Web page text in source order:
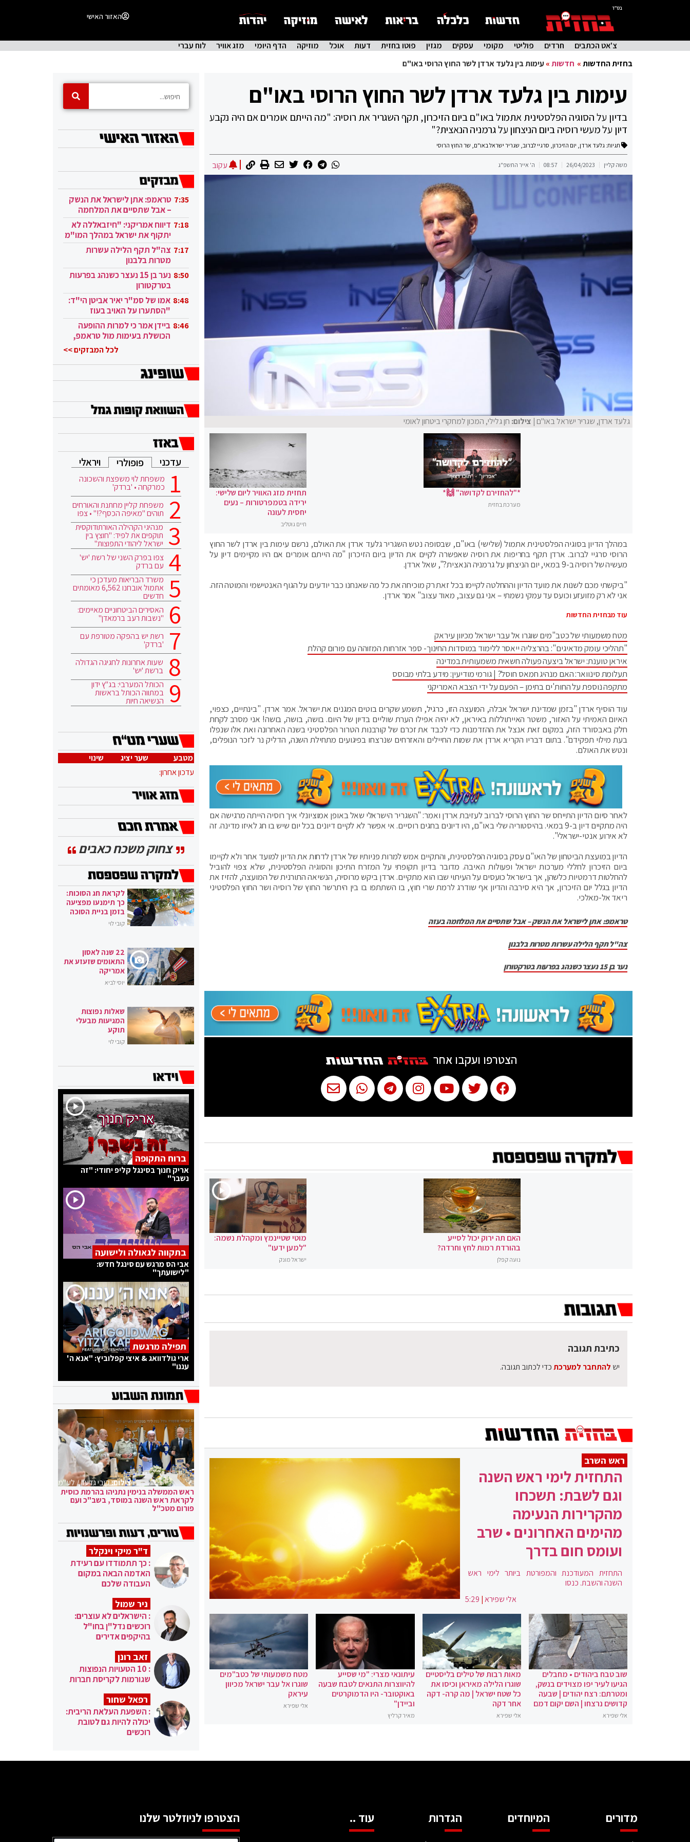
בס"ד
האזור האישי
צ'אט הכתבים חרדים פוליטי מקומי עסקים מגזין פוטו בחזית דעות אוכל מוזיקה הדף היומי מזג אוויר
לוח עברי
בחזית החדשות» חדשות»עימות בין גלעד ארדן לשר החוץ הרוסי באו"ם
עימות בין גלעד ארדן לשר החוץ הרוסי באו"ם
בדיון על הסוגיה הפלסטינית אתמול באו"ם ביום הזיכרון, תקף השגריר את רוסיה: "מה הייתם אומרים אם היה נקבע
דיון על מעשי רוסיה ביום הניצחון על גרמניה הנאצית?"
תגיות: גלעד ארדן, יום הזיכרון, סרגיי לברוב, שגריר ישראל באו"ם, שר החוץ הרוסי
משה קליין 26/04/2023
08:57 ה' אייר התשפ"ג עקוב
גלעד ארדן, שגריר ישראל באו"ם | צילום: חן גלילי, המכון למחקרי ביטחון לאומי
*"להחזירם לקדושה" 🙌*
מערכת בחזית
תחזית מזג האוויר ליום שלישי:
ירידה בטמפרטורות – נעים
יחסית לעונה
חיים גוטליב
במהלך הדיון בסוגיה הפלסטינית אתמול (שלישי) באו"ם, שבסופה נטש השגריר גלעד ארדן את האולם, נרשם עימות בין ארדן לשר החוץ
הרוסי סרגיי לברוב. ארדן תקף בחריפות את רוסיה שאפשרה לקיים את הדיון ביום הזיכרון "מה הייתם אומרים אם היו מקיימים דיון על
מעשיה של רוסיה ב-9 במאי, יום הניצחון על גרמניה הנאצית?", שאל ארדן.
"ביקשתי מכם לשנות את מועד הדיון וההחלטה לקיימו בכל זאת רק מוכיחה את כל מה שאנחנו כבר יודעים על הגוף האנטישמי והמוטה הזה.
אני לא רק מזועזע וכועס עד עמקי נשמתי – אני גם עצוב, מאוד עצוב" אמר ארדן.
עוד מבחזית החדשות
מטח משמעותי של כטב"מים שוגרו אל עבר ישראל מכיוון עיראק
"תהליכי עומק מדאיגים": בהרצליה ייאסר ללימוד במוסדות החינוך- ספר אזרחות המזוהה עם פורום קהלת
איראן טוענת: ישראל ביצעה פעולה חשאית משמעותית במדינה
תעלומת סינוואר: האם מנהיג חמאס חוסל? | גורמי מודיעין: מידע בלתי מבוסס
מתקפה נוספת על החות'ים בתימן – הפעם על ידי הצבא האמריקני
עוד הוסיף ארדן "בזמן שמדינת ישראל אבלה, המועצה הזו, כרגיל, תשמע שקרים בוטים המגנים את ישראל. אמר ארדן. "בינתיים, כצפוי,
האיום האמיתי על האזור, משטר האייתוללות באיראן, לא יהיה אפילו הערת שוליים בדיון של היום. בושה, בושה, בושה! אני מסרב לקחת
חלק באבסורד הזה, במקום זאת אנצל את ההזדמנות כדי לכבד את זכרם של קורבנות הטרור הפלסטיני בשנה האחרונה ואת אלו שנפלו
בעת מילוי תפקידם". בתום דבריו הקריא ארדן את שמות החיילים והאזרחים שנרצחו בפיגועים מתחילת השנה, הדליק נר לזכר הנופלים,
ונטש את האולם.
לאחר סיום הדיון התייחס שר החוץ הרוסי לברוב לעזיבת ארדן ואמר: "השגריר הישראלי שאל באופן אמוציונלי איך רוסיה הייתה מרגישה אם
היה מתקיים דיון ב-9 במאי. בהיסטוריה שלי באו"ם, היו דיונים בחגים רוסיים. אי אפשר לא לקיים דיונים בכל יום שיש בו חג לאיזו מדינה. זה
לא אירוע אנטי-ישראלי".
הדיון במועצת הביטחון של האו"ם עסק בסוגיה הפלסטינית, והתקיים אמש למרות פניותיו של ארדן לדחות את הדיון למועד אחר ולא לקיימו
ביום הזיכרון לחללי מערכות ישראל ופעולות האיבה. מדובר בדיון תקופתי על המזרח התיכון והסוגיה הפלסטינית, שלא צפוי להוביל
להחלטות דרמטיות כלשהן, אך בישראל כועסים על העיתוי שבו הוא מתקיים. ארדן ביקש מרוסיה, הנשיאה התורנית של המועצה, להזיז את
הדיון בגלל יום הזיכרון, אך היא סירבה והדיון אף שודרג לרמת שרי חוץ, בו השתתפו בו בין היתרשר החוץ של רוסיה ושר החוץ הפלסטיני
ריאד אל-מאלכי.
טראמפ: אתן לישראל את הנשק – אבל שתסיים את המלחמה בעזה
צה"ל תקף הלילה עשרות מטרות בלבנון
נער בן 15 נעצר כשנהג בפרעות בטרקטורון
הצטרפו ועקבו אחר
האם תה ירוק יכול לסייע
בהורדת רמות לחץ וחרדה?
נועה קפלן
מוטי שטיינמץ ומקהלת נשמה:
"למען ידעו"
ישראל מונק
כתיבת תגובה
יש להתחבר למערכתכדי לכתוב תגובה.
ראש השרב
התחזית לימי ראש השנה
וגם לשבת: תשכחו
מהקרירות הנעימה
מהימים האחרונים • שרב
ועומס חום בדרך
התחזית המעודכנת והמפורטת ביותר לימי ראש
השנה והשבת. כנסו
אלי שפירא|
5:29
שוב טבח ביהודים • מחבלים
הגיעו לעיר יפו מצוידים בנשק,
ומטרתם: רצח יהודים | שבעה
קדושים נרצחו | השם יקום דמם
אלי שפירא
מאות רבות של טילים בליסטיים
שוגרו הלילה מאיראן וכיסו את
כל שטח ישראל | מה קרה- דקה
אחר דקה
אלי שפירא
עיתונאי מצרי: "מי שסייע
להיווצרות התנאים לטבח שבעה
באוקטובר- היו הדמוקרטים
וביידן"
מאיר קרליץ
מטח משמעותי של כטב"מים
שוגרו אל עבר ישראל מכיוון
עיראק
אלי שפירא
7:35 טראמפ: אתן לישראל את הנשק
– אבל שתסיים את המלחמה
בעזה 7:18 דיווח אמריקני: "חיזבאללה לא
יתקוף את ישראל במהלך המו"מ
בקטאר" 7:17 צה"ל תקף הלילה עשרות
מטרות בלבנון
8:50
נער בן 15 נעצר כשנהג בפרעות
בטרקטורון
8:48 אמו של סמ"ר יאיר אביטן הי"ד:
"הסתערו על האויב בעוז
ובגבורה" 8:46 ביידן אמר כי למרות ההופעה
הכושלת בעימות מול טראמפ,
לכל המבזקים >>
עדכני פופולרי ויראלי
משפחת לוי משפצת והשכונה
כמרקחה • 'ברדק'
משפחת קליין מחתנת והאורחים
תוהים "מאיפה הכסף?!" • צפו
מנהיגי הקהילה האורתודוקסית
תוקפים את לפיד: "חוצץ בין
ישראל ליהודי התפוצות"
צפו בפרק השני של רשת 'יש'
עם ברדק
משרד הבריאות מעדכן כי
אתמול אובחנו 6,562 מאומתים
חדשים
האסירים הביטחוניים מאיימים:
"נשבות רעב ברמאדן"
רשת יש בהפקה מטורפת עם
'ברדק'
שעות אחרונות לחגיגה הגדולה
ברשת 'יש'
הכותל המערבי: בג"ץ ידון
במתווה הכותל בראשות
הנשיאה חיות
מטבע שער יציג
שינוי
עדכון אחרון:
צחוק משכח כאבים
לקראת חג הסוכות:
כך תימנעו מפציעה
בזמן בניית הסוכה
קובי לוי
22 שנה לאסון
התאומים שזעזע את
אמריקה
יוסי לביא
שאלות נפוצות
המגיעות מבעלי
תוקע
קובי לוי
ברוח התקופה
אריק חנוך בסינגל קליפ יחודי: "זה
נשבר"
בתקווה לגאולה ולישועה
אבי הס מרגש עם סינגל חדש:
"לישועתך"
תפילה מרגשת
ארי גולדוואג & איצי קפלוביץ: "אנא ה'
עננו"
צילום:קובי גדעון / לע"מ
ראש הממשלה בנימין נתניהו בהרמת כוסית
לקראת ראש השנה במוסד, בשב"כ ועם
פורום מטכ"ל
ד"ר מיקי וינקלר
: כך תתמודדו עם רעידת
האדמה הבאה במקום
העבודה שלכם
ניר שמול
: הישראלים לא עוצרים:
רוכשים נדל"ן בחו"ל
בהיקפים אדירים
זאב רונן
: 10 הטעויות הנפוצות
שגורמות לקריסת חברות
רפאל שחור
: השפעת העלאת הריבית:
יכולה להיות גם לטובת
רוכשים
מדורים המיוחדים הגדרות עוד .. הצטרפו לניוזלטר שלנו